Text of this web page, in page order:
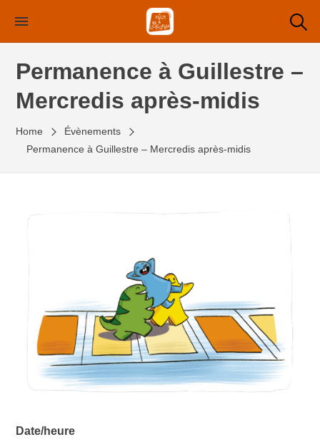
contentPermanence à Guillestre –
Mercredis après-midis
Home
Évènements
Permanence à Guillestre – Mercredis après-midis
Date/heure